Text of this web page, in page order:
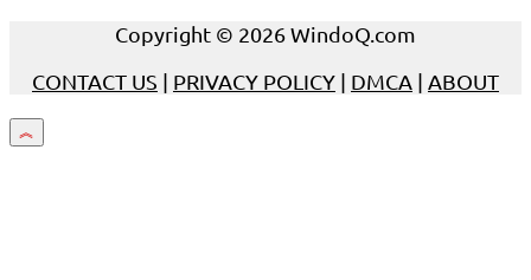
Copyright © 2026 WindoQ.com
CONTACT US | PRIVACY POLICY | DMCA | ABOUT